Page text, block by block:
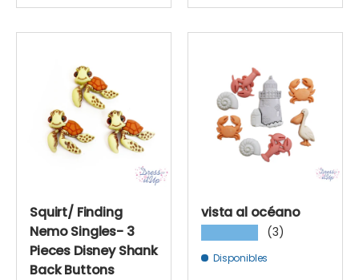
Squirt/ Finding
Nemo Singles- 3
Pieces Disney Shank
Back Buttons
vista al océano
(3)
Disponibles